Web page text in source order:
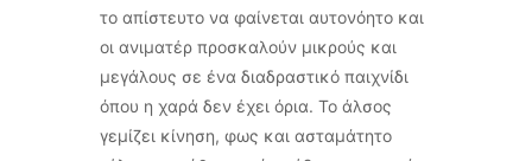
το απίστευτο να φαίνεται αυτονόητο και
οι ανιματέρ προσκαλούν μικρούς και
μεγάλους σε ένα διαδραστικό παιχνίδι
όπου η χαρά δεν έχει όρια. Το άλσος
γεμίζει κίνηση, φως και ασταμάτητο